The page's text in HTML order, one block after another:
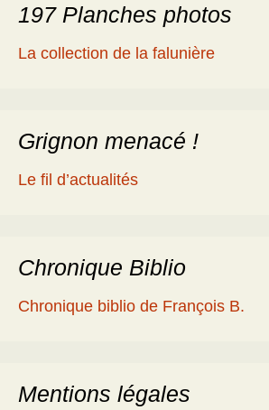
197 Planches photos
La collection de la falunière
Grignon menacé !
Le fil d’actualités
Chronique Biblio
Chronique biblio de François B.
Mentions légales